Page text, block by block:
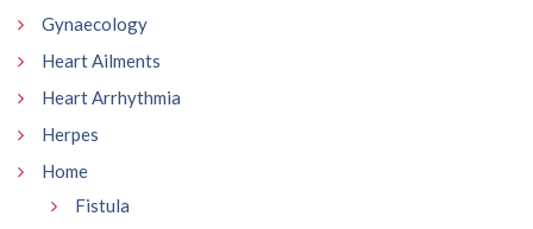
Gynaecology
Heart Ailments
Heart Arrhythmia
Herpes
Home
Fistula